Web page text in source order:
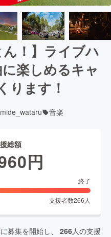
ん！】ライブハ
楽しめるキャ
ります！
音楽
総額
円
終了
支援者数266 人
に募集を開始し、 266人の支援